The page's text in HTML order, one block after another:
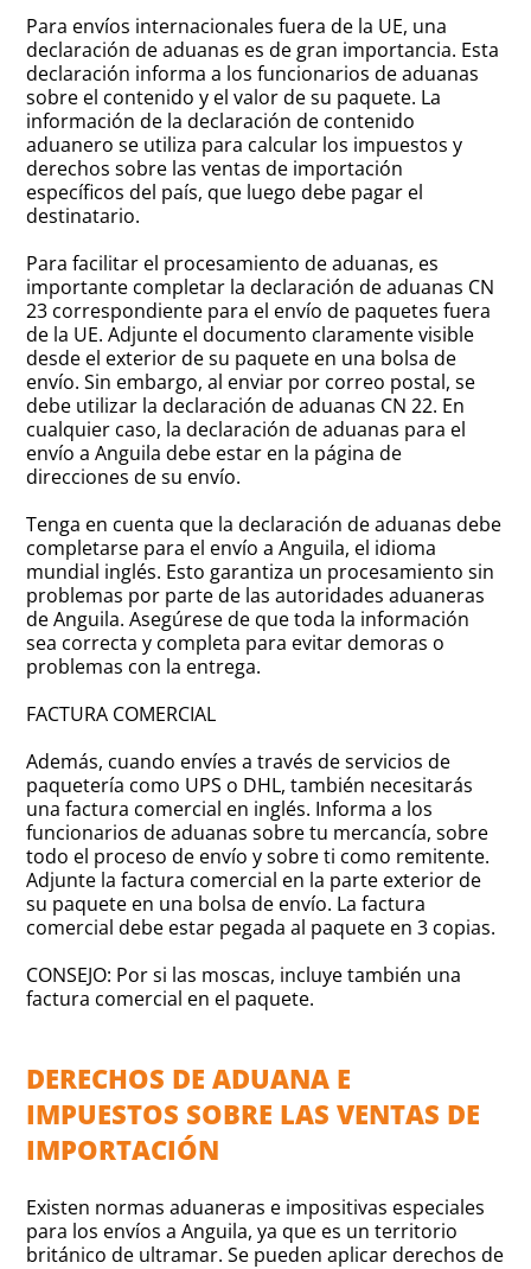
Para envíos internacionales fuera de la UE, una
declaración de aduanas es de gran importancia. Esta
declaración informa a los funcionarios de aduanas
sobre el contenido y el valor de su paquete. La
información de la declaración de contenido
aduanero se utiliza para calcular los impuestos y
derechos sobre las ventas de importación
específicos del país, que luego debe pagar el
destinatario.
Para facilitar el procesamiento de aduanas, es
importante completar la declaración de aduanas CN
23 correspondiente para el envío de paquetes fuera
de la UE. Adjunte el documento claramente visible
desde el exterior de su paquete en una bolsa de
envío. Sin embargo, al enviar por correo postal, se
debe utilizar la declaración de aduanas CN 22. En
cualquier caso, la declaración de aduanas para el
envío a Anguila debe estar en la página de
direcciones de su envío.
Tenga en cuenta que la declaración de aduanas debe
completarse para el envío a Anguila, el idioma
mundial inglés. Esto garantiza un procesamiento sin
problemas por parte de las autoridades aduaneras
de Anguila. Asegúrese de que toda la información
sea correcta y completa para evitar demoras o
problemas con la entrega.
FACTURA COMERCIAL
Además, cuando envíes a través de servicios de
paquetería como UPS o DHL, también necesitarás
una factura comercial en inglés. Informa a los
funcionarios de aduanas sobre tu mercancía, sobre
todo el proceso de envío y sobre ti como remitente.
Adjunte la factura comercial en la parte exterior de
su paquete en una bolsa de envío. La factura
comercial debe estar pegada al paquete en 3 copias.
CONSEJO: Por si las moscas, incluye también una
factura comercial en el paquete.
DERECHOS DE ADUANA E
IMPUESTOS SOBRE LAS VENTAS DE
IMPORTACIÓN
Existen normas aduaneras e impositivas especiales
para los envíos a Anguila, ya que es un territorio
británico de ultramar. Se pueden aplicar derechos de